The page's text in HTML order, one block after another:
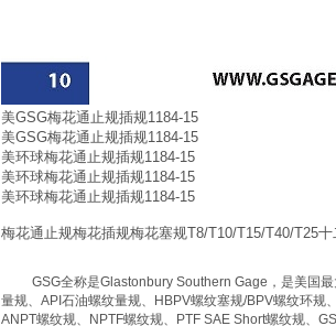
美GSG梅花通止规插规1184-15
美GSG梅花通止规插规1184-15
美环球梅花通止规插规1184-15
美环球梅花通止规插规1184-15
美环球梅花通止规插规1184-15
梅花通止规梅花插规梅花塞规T8/T10/T15/T40/T25
GSG全称是Glastonbury Southern Gage ，是美国
量规、 API 石油螺纹量规、 HBPV螺纹塞规/BPV螺纹环规、
ANPT螺纹规、 NPTF螺纹规、 PTF SAE Short螺纹规、